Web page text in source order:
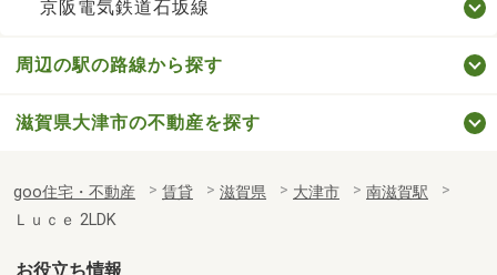
京阪電気鉄道石坂線
周辺の駅の路線から探す
滋賀県大津市の不動産を探す
goo住宅・不動産 賃貸 滋賀県 大津市
南滋賀駅
Ｌｕｃｅ 2LDK
お役立ち情報